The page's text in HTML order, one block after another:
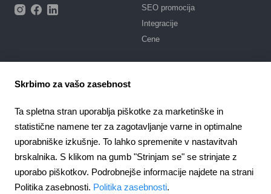
SEO promocija
Integracije
Cene
Portal podpore
4.6 924отзыва
Slovenia
Skrbimo za vašo zasebnost
Ta spletna stran uporablja piškotke za marketinške in
statistične namene ter za zagotavljanje varne in optimalne
uporabniške izkušnje. To lahko spremenite v nastavitvah
brskalnika. S klikom na gumb "Strinjam se" se strinjate z
uporabo piškotkov. Podrobnejše informacije najdete na strani
Politika zasebnosti. Politika zasebnosti.